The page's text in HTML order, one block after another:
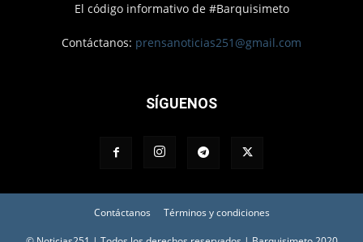
El código informativo de #Barquisimeto
Contáctanos: prensanoticias251@gmail.com
SÍGUENOS
Contáctanos Términos y condiciones